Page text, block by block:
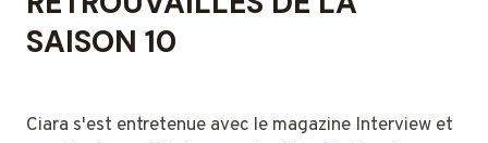
SAISON 10
Ciara s'est entretenue avec le magazine Interview et